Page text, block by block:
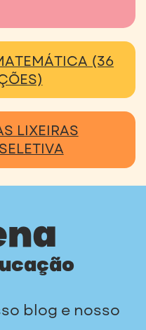
(36
LIXEIRAS
blog e nosso